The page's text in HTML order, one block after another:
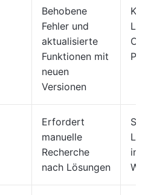
Behobene
Fehler und
aktualisierte
Funktionen mit
neuen
Versionen
Erfordert
manuelle
Recherche
nach Lösungen